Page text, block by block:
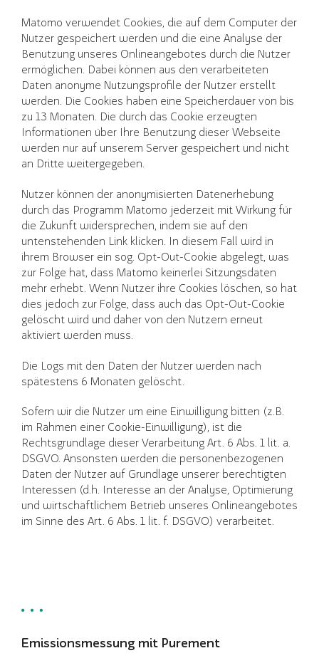
Matomo verwendet Cookies, die auf dem Computer der
Nutzer gespeichert werden und die eine Analyse der
Benutzung unseres Onlineangebotes durch die Nutzer
ermöglichen. Dabei können aus den verarbeiteten
Daten anonyme Nutzungsprofile der Nutzer erstellt
werden. Die Cookies haben eine Speicherdauer von bis
zu 13 Monaten. Die durch das Cookie erzeugten
Informationen über Ihre Benutzung dieser Webseite
werden nur auf unserem Server gespeichert und nicht
an Dritte weitergegeben.
Nutzer können der anonymisierten Datenerhebung
durch das Programm Matomo jederzeit mit Wirkung für
die Zukunft widersprechen, indem sie auf den
untenstehenden Link klicken. In diesem Fall wird in
ihrem Browser ein sog. Opt-Out-Cookie abgelegt, was
zur Folge hat, dass Matomo keinerlei Sitzungsdaten
mehr erhebt. Wenn Nutzer ihre Cookies löschen, so hat
dies jedoch zur Folge, dass auch das Opt-Out-Cookie
gelöscht wird und daher von den Nutzern erneut
aktiviert werden muss.
Die Logs mit den Daten der Nutzer werden nach
spätestens 6 Monaten gelöscht.
Sofern wir die Nutzer um eine Einwilligung bitten (z.B.
im Rahmen einer Cookie-Einwilligung), ist die
Rechtsgrundlage dieser Verarbeitung Art. 6 Abs. 1 lit. a.
DSGVO. Ansonsten werden die personenbezogenen
Daten der Nutzer auf Grundlage unserer berechtigten
Interessen (d.h. Interesse an der Analyse, Optimierung
und wirtschaftlichem Betrieb unseres Onlineangebotes
im Sinne des Art. 6 Abs. 1 lit. f. DSGVO) verarbeitet.
Emissionsmessung mit Purement